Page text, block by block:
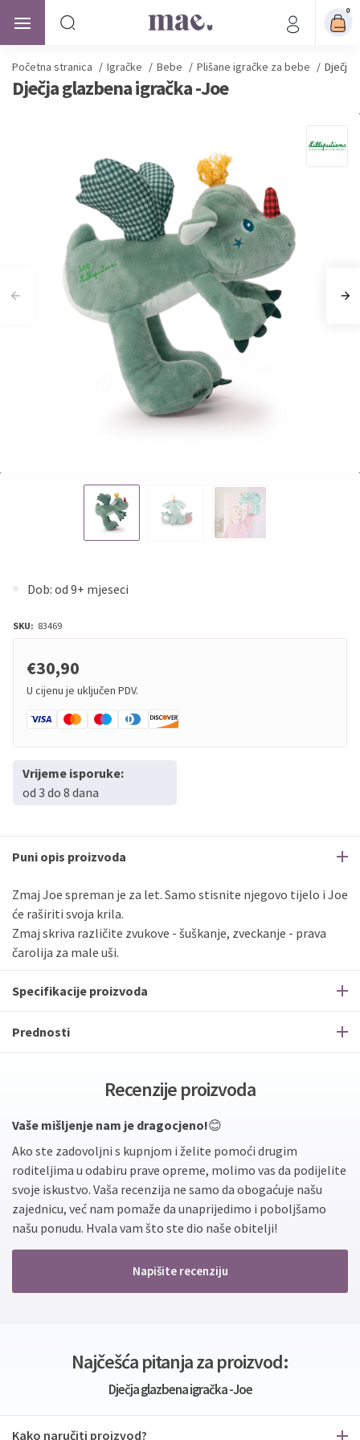
0
Početna stranica / Igračke / Bebe / Plišane igračke za bebe / Dječja
Dječja glazbena igračka -Joe
Dob: od 9+ mjeseci
SKU: 83469
€30,90
U cijenu je uključen PDV.
Vrijeme isporuke:
od 3 do 8 dana
Puni opis proizvoda
Zmaj Joe spreman je za let. Samo stisnite njegovo tijelo i Joe
će raširiti svoja krila.
Zmaj skriva različite zvukove - šuškanje, zveckanje - prava
čarolija za male uši.
Specifikacije proizvoda
Prednosti
Recenzije proizvoda
Vaše mišljenje nam je dragocjeno!😊
Ako ste zadovoljni s kupnjom i želite pomoći drugim
roditeljima u odabiru prave opreme, molimo vas da podijelite
svoje iskustvo. Vaša recenzija ne samo da obogaćuje našu
zajednicu, već nam pomaže da unaprijedimo i poboljšamo
našu ponudu. Hvala vam što ste dio naše obitelji!
Napišite recenziju
Najčešća pitanja za proizvod:
Dječja glazbena igračka -Joe
Kako naručiti proizvod?